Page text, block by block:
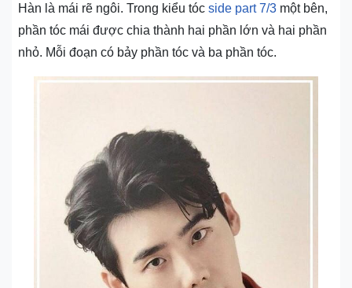
Hàn là mái rẽ ngôi. Trong kiểu tóc side part 7/3 một bên,
phần tóc mái được chia thành hai phần lớn và hai phần
nhỏ. Mỗi đoạn có bảy phần tóc và ba phần tóc.